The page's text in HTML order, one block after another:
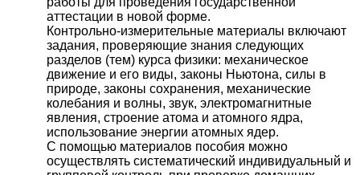
аттестации в новой форме.
Контрольно-измерительные материалы включают
задания, проверяющие знания следующих
разделов (тем) курса физики: механическое
движение и его виды, законы Ньютона, силы в
природе, законы сохранения, механические
колебания и волны, звук, электромагнитные
явления, строение атома и атомного ядра,
использование энергии атомных ядер.
С помощью материалов пособия можно
осуществлять систематический индивидуальный и